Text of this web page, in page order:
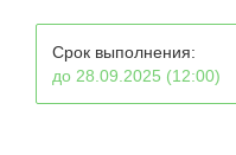
Срок выполнения:
до 28.09.2025 (12:00)